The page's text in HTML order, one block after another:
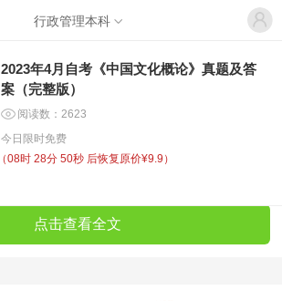
行政管理本科
2023年4月自考《中国文化概论》真题及答
案（完整版）
阅读数：2623
今日限时免费
（08时 28分 50秒 后恢复原价¥9.9）
点击查看全文